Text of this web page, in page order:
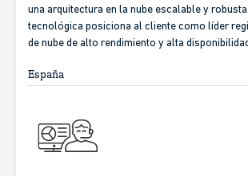
una arquitectura en la nube escalable y
tecnológica posiciona al cliente como líder
de nube de alto rendimiento y alta
España